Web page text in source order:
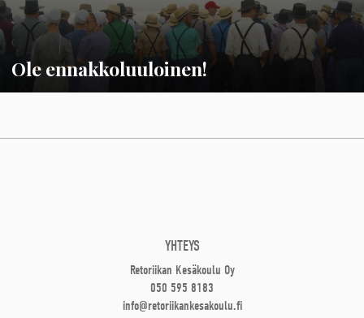
Ole ennakkoluuloinen!
YHTEYS
Retoriikan Kesäkoulu Oy
050 595 8183
info@retoriikankesakoulu.fi